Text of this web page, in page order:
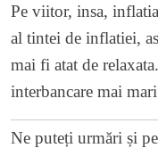
Pe viitor, insa,
al tintei de inflatiei,
mai fi atat de
interbancare mai
Ne puteți urmări și pe